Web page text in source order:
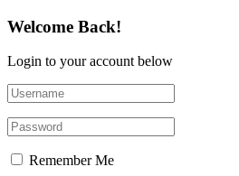
Welcome Back!
Login to your account below
Remember Me